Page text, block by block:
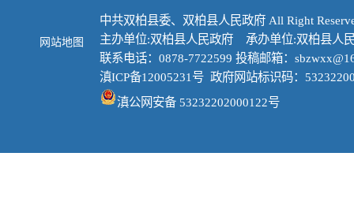
网站地图
中共双柏县委、双柏县人民政府 All Right
主办单位:双柏县人民政府 承办单位:双柏县人
联系电话：0878-7722599 投稿邮箱：
滇ICP备12005231号 政府网站标识码：
滇公网安备 53232202000122号